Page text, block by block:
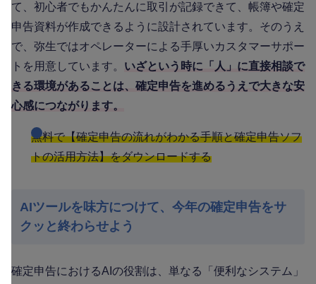
て、初心者でもかんたんに取引が記録できて、帳簿や確定
申告資料が作成できるように設計されています。そのうえ
で、弥生ではオペレーターによる手厚いカスタマーサポー
トを用意しています。 いざという時に「人」に直接相談で
きる環境があることは、確定申告を進めるうえで大きな安
心感につながります。
無料で【確定申告の流れがわかる手順と確定申告ソフ
トの活用方法】をダウンロードする
AIツールを味方につけて、今年の確定申告をサ
クッと終わらせよう
確定申告におけるAIの役割は、単なる「便利なシステム」